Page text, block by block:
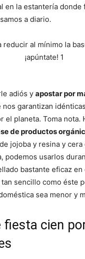
en la estantería donde
a diario.
adiós y apostar por
nos garantizan
el planeta. Toma nota.
de productos
jojoba y resina y cera
podemos usarlos
bastante eficaz
sencillo como éste
sea menor y
fiesta cien